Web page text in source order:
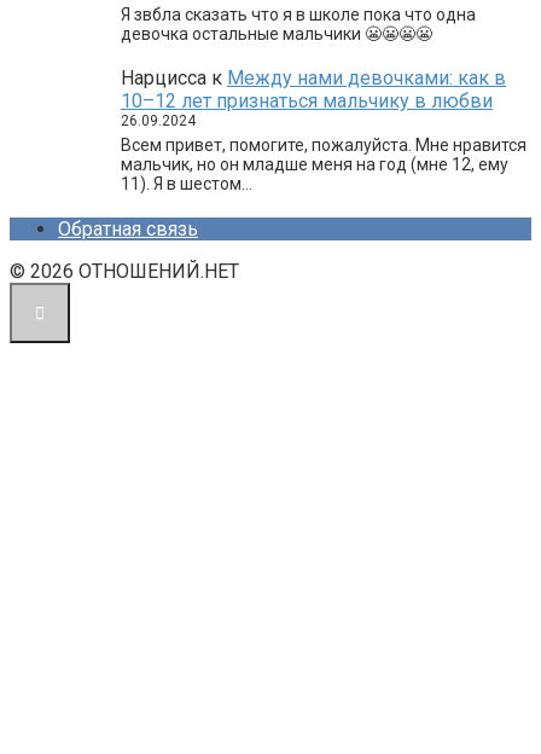
Я звбла сказать что я в школе пока что одна
девочка остальные мальчики 😬😬😬😬
Нарцисса к Между нами девочками: как в
10–12 лет признаться мальчику в любви
26.09.2024
Всем привет, помогите, пожалуйста. Мне нравится
мальчик, но он младше меня на год (мне 12, ему
11). Я в шестом…
Обратная связь
© 2026 ОТНОШЕНИЙ.НЕТ